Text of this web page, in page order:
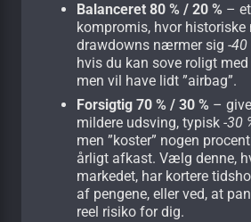
Balanceret 80 % / 20 % –
kompromis, hvor historiske
drawdowns nærmer sig -40
hvis du kan sove roligt
men vil have lidt ”airbag”.
Forsigtig 70 % / 30 % –
mildere udsving, typisk -30
men ”koster” nogen
årligt afkast. Vælg denne,
markedet, har kortere
af pengene, eller ved, at
reel risiko for dig.